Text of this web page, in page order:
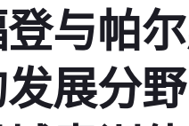
与帕
展分野